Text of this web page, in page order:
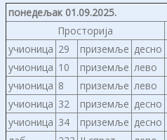
понедељак 01.09.2025.
Просторија
учионица 29 приземље десно
учионица 10 приземље лево
учионица 8 приземље лево
учионица 32 приземље десно
учионица 34 приземље десно